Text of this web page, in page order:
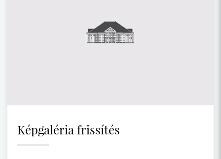
Képgaléria frissítés